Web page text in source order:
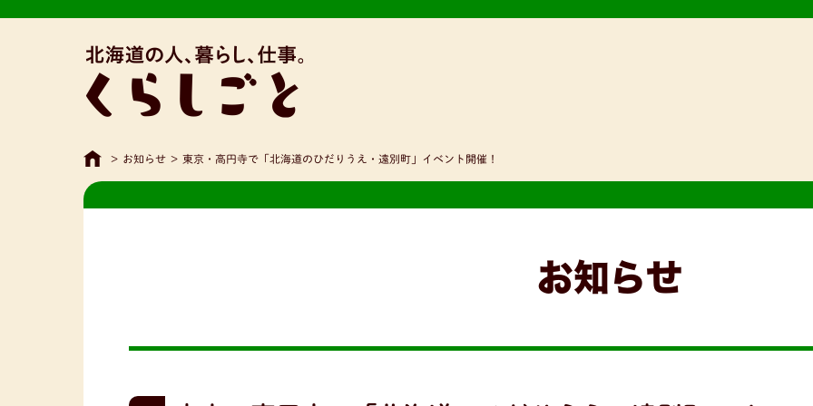
> お知らせ > 東京・高円寺で「北海道のひだりうえ・遠別町」イベント開催！
お知らせ